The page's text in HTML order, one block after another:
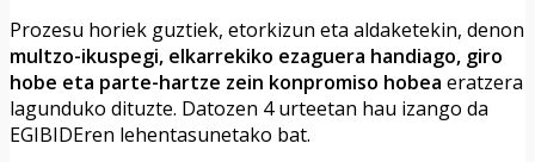
Prozesu horiek guztiek, etorkizun eta aldaketekin, denon
multzo-ikuspegi, elkarrekiko ezaguera handiago, giro
hobe eta parte-hartze zein konpromiso hobea eratzera
lagunduko dituzte. Datozen 4 urteetan hau izango da
EGIBIDEren lehentasunetako bat.